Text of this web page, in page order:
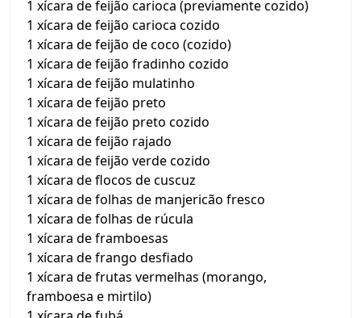
1 xícara de feijão carioca (previamente cozido)
1 xícara de feijão carioca cozido
1 xícara de feijão de coco (cozido)
1 xícara de feijão fradinho cozido
1 xícara de feijão mulatinho
1 xícara de feijão preto
1 xícara de feijão preto cozido
1 xícara de feijão rajado
1 xícara de feijão verde cozido
1 xícara de flocos de cuscuz
1 xícara de folhas de manjericão fresco
1 xícara de folhas de rúcula
1 xícara de framboesas
1 xícara de frango desfiado
1 xícara de frutas vermelhas (morango,
framboesa e mirtilo)